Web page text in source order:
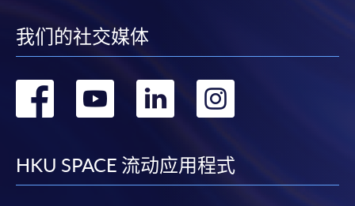
我们的社交媒体
转
facebook
转
youtube
转
linkedin
HKU SPACE 流动应用程式